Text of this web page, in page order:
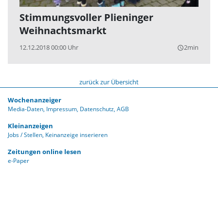
Stimmungsvoller Plieninger
Weihnachtsmarkt
12.12.2018 00:00 Uhr query_builder2min
zurück zur Übersicht
Wochenanzeiger
Media-Daten Impressum Datenschutz AGB
Kleinanzeigen
Jobs / Stellen Keinanzeige inserieren
Zeitungen online lesen
e-Paper